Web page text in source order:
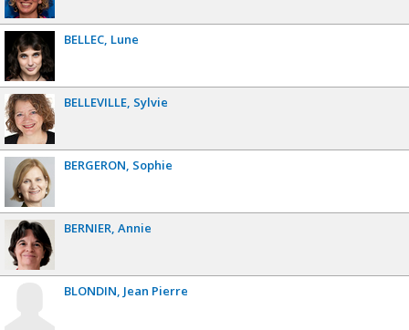
BELLEC Lune
BELLEVILLE Sylvie
BERGERON Sophie
BERNIER Annie
BLONDIN Jean Pierre